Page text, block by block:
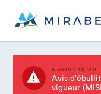
6 AOÛT 10:20
Avis
vigueur